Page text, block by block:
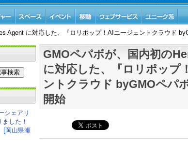
Agent に対応した、『ロリポップ！AIエージェントクラウド
シェアリ
した！
[岡山県瀬
GMOペパボが、国内初の
に対応した、『ロリポップ
ントクラウド byGMOペパ
開始